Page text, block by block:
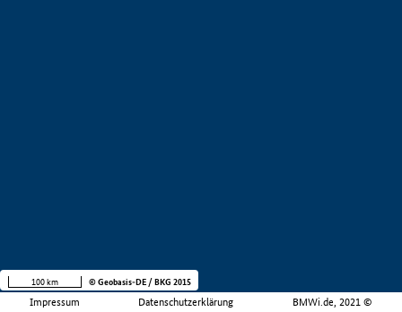
Impressum Datenschutzerklärung BMWi.de, 2021 ©
100 km © Geobasis-DE / BKG 2015